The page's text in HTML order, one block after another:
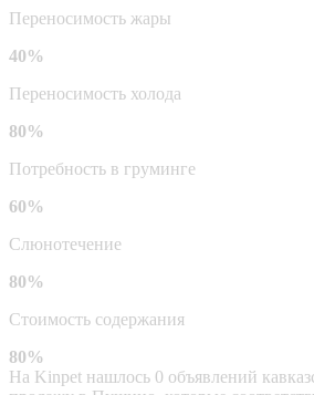
Переносимость жары
40%
Переносимость холода
80%
Потребность в груминге
60%
Слюнотечение
80%
Стоимость содержания
80%
На Kinpet нашлось 0 объявлений